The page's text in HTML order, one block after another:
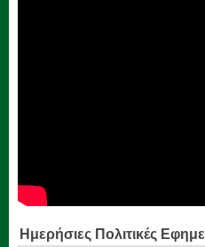
Ημερήσιες Πολιτικές